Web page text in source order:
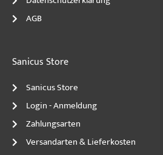
AGB
Sanicus Store
Sanicus Store
Login - Anmeldung
Zahlungsarten
Versandarten & Lieferkosten